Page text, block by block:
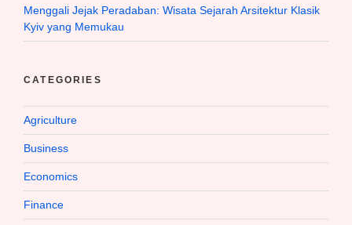
Menggali Jejak Peradaban: Wisata Sejarah Arsitektur Klasik
Kyiv yang Memukau
CATEGORIES
Agriculture
Business
Economics
Finance